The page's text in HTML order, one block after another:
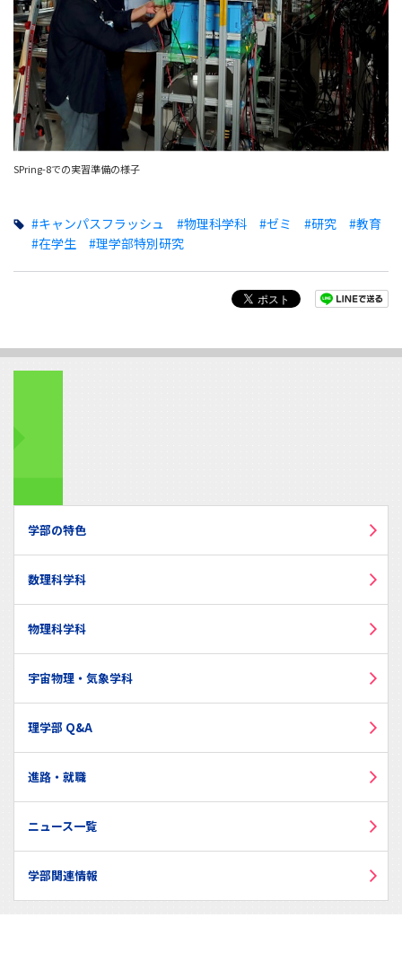
SPring-8での実習準備の様子
#キャンパスフラッシュ #物理科学科 #ゼミ #研究
#教育
#在学生
#理学部特別研究
学部の特色
数理科学科
物理科学科
宇宙物理・気象学科
理学部 Q&A
進路・就職
ニュース一覧
学部関連情報